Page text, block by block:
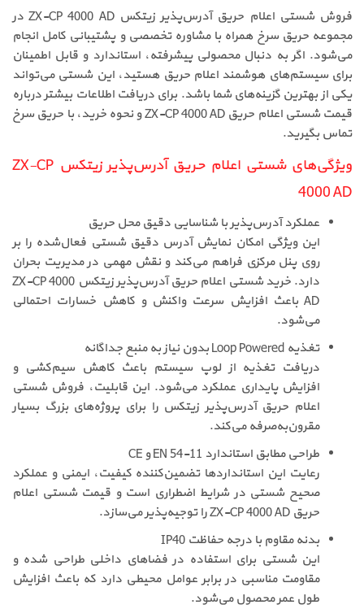
فروش شستی اعلام حریق آدرس‌پذیر زیتکس ZX-CP 4000 AD در
مجموعه حریق سرخ همراه با مشاوره تخصصی و پشتیبانی کامل انجام
می‌شود. اگر به دنبال محصولی پیشرفته، استاندارد و قابل اطمینان
برای سیستم‌های هوشمند اعلام حریق هستید، این شستی می‌تواند
یکی از بهترین گزینه‌های شما باشد. برای دریافت اطلاعات بیشتر درباره
قیمت شستی اعلام حریق ZX-CP 4000 AD و نحوه خرید، با حریق سرخ
تماس بگیرید.
ویژگی‌های شستی اعلام حریق آدرس‌پذیر زیتکس ZX-CP
4000 AD
عملکرد آدرس‌پذیر با شناسایی دقیق محل حریق
این ویژگی امکان نمایش آدرس دقیق شستی فعال‌شده را بر
روی پنل مرکزی فراهم می‌کند و نقش مهمی در مدیریت بحران
دارد. خرید شستی اعلام حریق آدرس‌پذیر زیتکس ZX-CP 4000
AD باعث افزایش سرعت واکنش و کاهش خسارات احتمالی
می‌شود.
تغذیه Loop Powered بدون نیاز به منبع جداگانه
دریافت تغذیه از لوپ سیستم باعث کاهش سیم‌کشی و
افزایش پایداری عملکرد می‌شود. این قابلیت، فروش شستی
اعلام حریق آدرس‌پذیر زیتکس را برای پروژه‌های بزرگ بسیار
مقرون‌به‌صرفه می‌کند.
طراحی مطابق استاندارد EN 54-11 و CE
رعایت این استانداردها تضمین‌کننده کیفیت، ایمنی و عملکرد
صحیح شستی در شرایط اضطراری است و قیمت شستی اعلام
حریق ZX-CP 4000 AD را توجیه‌پذیر می‌سازد.
بدنه مقاوم با درجه حفاظت IP40
این شستی برای استفاده در فضاهای داخلی طراحی شده و
مقاومت مناسبی در برابر عوامل محیطی دارد که باعث افزایش
طول عمر محصول می‌شود.